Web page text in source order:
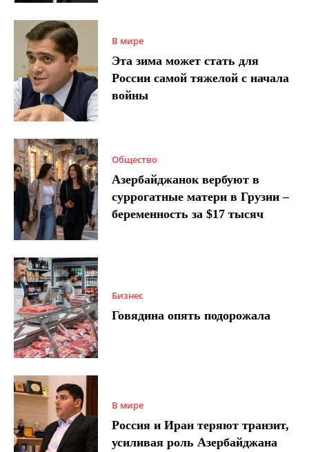
В мире
Эта зима может стать для
России самой тяжелой с начала
войны
Общество
Азербайджанок вербуют в
суррогатные матери в Грузии –
беременность за $17 тысяч
Бизнес
Говядина опять подорожала
В мире
Россия и Иран теряют транзит,
усиливая роль Азербайджана